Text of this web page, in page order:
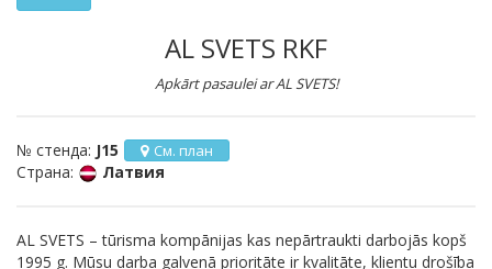
AL SVETS RKF
Apkārt pasaulei ar AL SVETS!
№ стенда: J15 См. план
Страна: Латвия
AL SVETS – tūrisma kompānijas kas nepārtraukti darbojās kopš
1995 g. Mūsu darba galvenā prioritāte ir kvalitāte, klientu drošība